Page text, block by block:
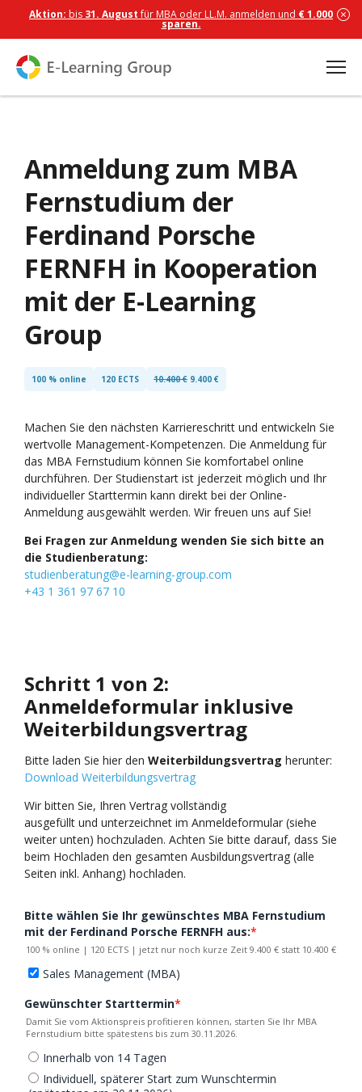
Aktion: bis 31. Augustfür MBA oder LL.M. anmelden und € 1.000
sparen.
Anmeldung zum MBA
Fernstudium der
Ferdinand Porsche
FERNFH in Kooperation
mit der E-Learning
Group
100 % online 120 ECTS 10.400 € 9.400 €
Machen Sie den nächsten Karriereschritt und entwickeln Sie
wertvolle Management-Kompetenzen. Die Anmeldung für
das MBA Fernstudium können Sie komfortabel online
durchführen. Der Studienstart ist jederzeit möglich und Ihr
individueller Starttermin kann direkt bei der Online-
Anmeldung ausgewählt werden. Wir freuen uns auf Sie!
Bei Fragen zur Anmeldung wenden Sie sich bitte an
die Studienberatung:
studienberatung@e-learning-group.com
+43 1 361 97 67 10
Schritt 1 von 2:
Anmeldeformular inklusive
Weiterbildungsvertrag
Bitte laden Sie hier den Weiterbildungsvertrag herunter:
Download Weiterbildungsvertrag
Wir bitten Sie, Ihren Vertrag vollständig
ausgefüllt und unterzeichnet im Anmeldeformular (siehe
weiter unten) hochzuladen. Achten Sie bitte darauf, dass Sie
beim Hochladen den gesamten Ausbildungsvertrag (alle
Seiten inkl. Anhang) hochladen.